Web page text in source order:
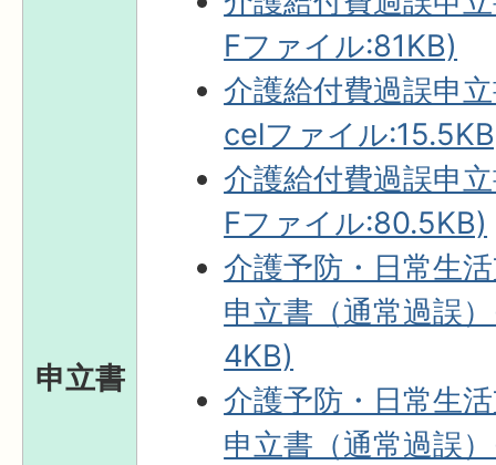
申立書
Fファイル:81KB)
介護給付費過誤申
celファイル
介護給付費過誤申
Fファイル:80.5KB)
介護予防・日常生
申立書（通常過誤
4KB)
介護予防・日常生
申立書（通常過誤